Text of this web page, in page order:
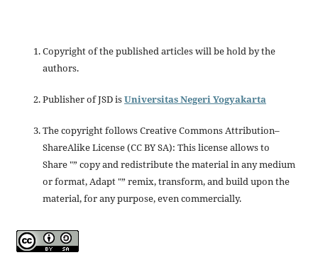
Copyright of the published articles will be hold by the
authors.
Publisher of JSD isUniversitas Negeri Yogyakarta
The copyright follows Creative Commons Attribution–
ShareAlike License (CC BY SA): This license allows to
Share "” copy and redistribute the material in any medium
or format, Adapt "” remix, transform, and build upon the
material, for any purpose, even commercially.